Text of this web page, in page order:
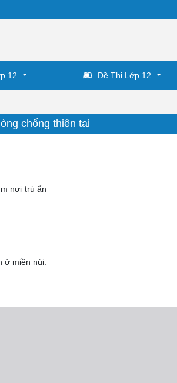
12 Đề Thi Lớp 12
chống thiên tai
nơi trú ẩn
ở miền núi.